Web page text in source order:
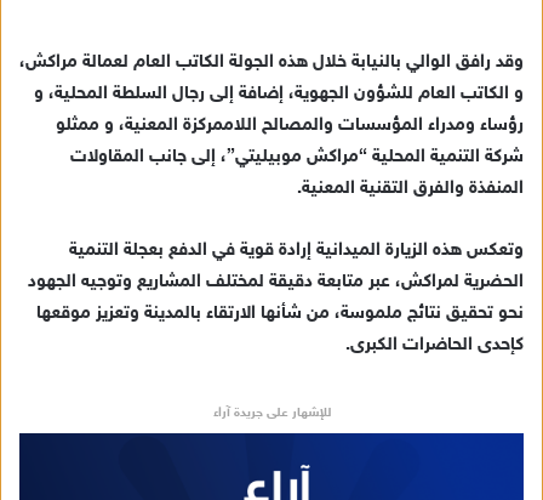
وقد رافق الوالي بالنيابة خلال هذه الجولة الكاتب العام لعمالة مراكش،
و الكاتب العام للشؤون الجهوية، إضافة إلى رجال السلطة المحلية، و
رؤساء ومدراء المؤسسات والمصالح اللاممركزة المعنية، و ممثلو
شركة التنمية المحلية “مراكش موبيليتي”، إلى جانب المقاولات
المنفذة والفرق التقنية المعنية.
وتعكس هذه الزيارة الميدانية إرادة قوية في الدفع بعجلة التنمية
الحضرية لمراكش، عبر متابعة دقيقة لمختلف المشاريع وتوجيه الجهود
نحو تحقيق نتائج ملموسة، من شأنها الارتقاء بالمدينة وتعزيز موقعها
كإحدى الحاضرات الكبرى.
للإشهار على جريدة آراء